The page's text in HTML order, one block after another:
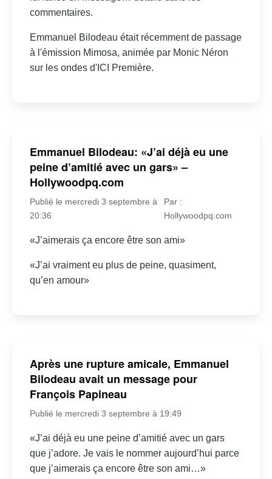
commentaires.
Emmanuel Bilodeau était récemment de passage
à l'émission Mimosa, animée par Monic Néron
sur les ondes d'ICI Première.
Emmanuel Bilodeau: «J’ai déjà eu une
peine d’amitié avec un gars» –
Hollywoodpq.com
Publié le mercredi 3 septembre à
20:36
Par :
Hollywoodpq.com
«J’aimerais ça encore être son ami»
«J’ai vraiment eu plus de peine, quasiment,
qu’en amour»
Après une rupture amicale, Emmanuel
Bilodeau avait un message pour
François Papineau
Publié le mercredi 3 septembre à 19:49
«J’ai déjà eu une peine d’amitié avec un gars
que j’adore. Je vais le nommer aujourd’hui parce
que j’aimerais ça encore être son ami…»